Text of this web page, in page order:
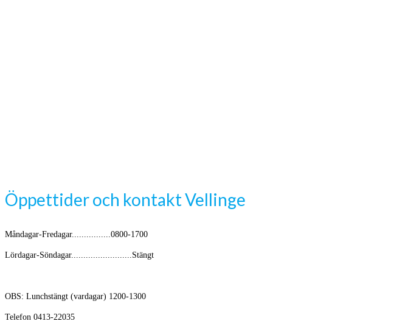
Öppettider och kontakt Vellinge
Måndagar-Fredagar................0800-1700
Lördagar-Söndagar.........................Stängt
OBS: Lunchstängt (vardagar) 1200-1300
Telefon 0413-22035